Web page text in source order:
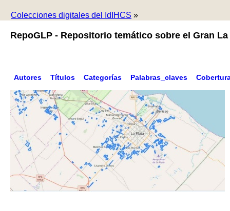
Colecciones digitales del IdIHCS »
RepoGLP - Repositorio temático sobre el Gran La
Autores Títulos Categorías Palabras_claves